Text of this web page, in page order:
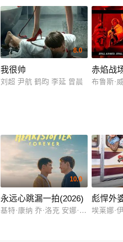
8.0
我很帅
刘超 尹航 鹤昀 李延 曾晨
赤焰战
布鲁斯·
10.0
永远心跳漏一拍(2026)
基特·康纳 乔·洛克 安娜·麦克西维尔·
彪悍外
埃莱娜·